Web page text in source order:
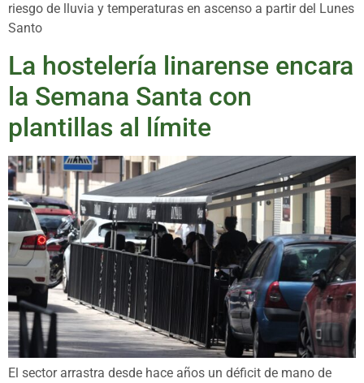
riesgo de lluvia y temperaturas en ascenso a partir del Lunes
Santo
La hostelería linarense encara
la Semana Santa con
plantillas al límite
El sector arrastra desde hace años un déficit de mano de